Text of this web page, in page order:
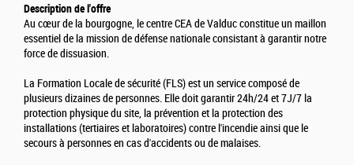
Description de l'offre
Au cœur de la bourgogne, le centre CEA de Valduc constitue un maillon
essentiel de la mission de défense nationale consistant à garantir notre
force de dissuasion.
La Formation Locale de sécurité (FLS) est un service composé de
plusieurs dizaines de personnes. Elle doit garantir 24h/24 et 7J/7 la
protection physique du site, la prévention et la protection des
installations (tertiaires et laboratoires) contre l'incendie ainsi que le
secours à personnes en cas d'accidents ou de malaises.